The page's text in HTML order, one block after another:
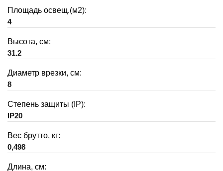
Площадь освещ.(м2):
4
Высота, см:
31.2
Диаметр врезки, см:
8
Степень защиты (IP):
IP20
Вес брутто, кг:
0,498
Длина, см: